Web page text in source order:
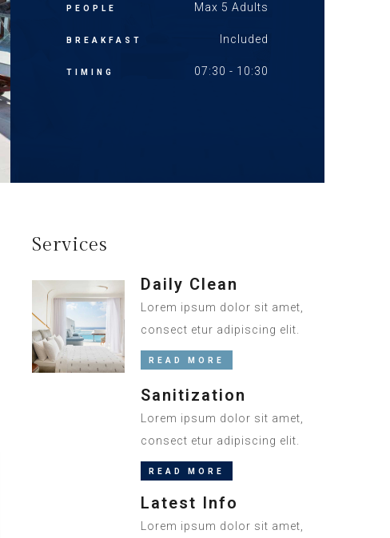
PEOPLE Max 5 Adults
BREAKFAST Included
TIMING 07:30 - 10:30
Services
Daily Clean
Lorem ipsum dolor sit amet,
consect etur adipiscing elit.
READ MORE
Sanitization
Lorem ipsum dolor sit amet,
consect etur adipiscing elit.
READ MORE
Latest Info
Lorem ipsum dolor sit amet,